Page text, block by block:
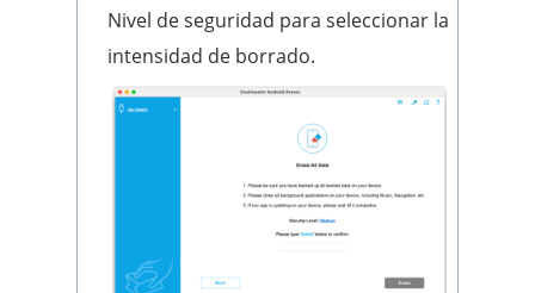
Nivel de seguridad para seleccionar la
intensidad de borrado.